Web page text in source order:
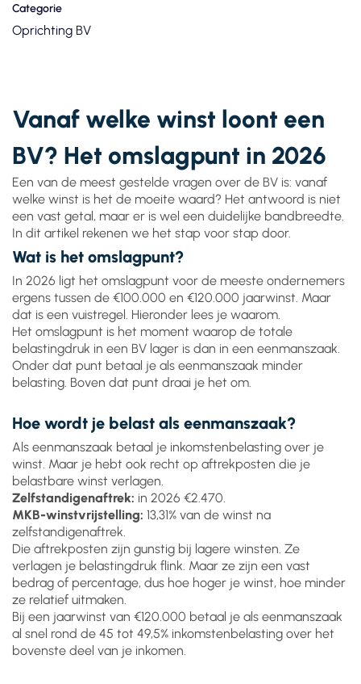
Categorie
Oprichting BV
Vanaf welke winst loont een
BV? Het omslagpunt in 2026
Een van de meest gestelde vragen over de BV is: vanaf
welke winst is het de moeite waard? Het antwoord is niet
een vast getal, maar er is wel een duidelijke bandbreedte.
In dit artikel rekenen we het stap voor stap door.
Wat is het omslagpunt?
In 2026 ligt het omslagpunt voor de meeste ondernemers
ergens tussen de €100.000 en €120.000 jaarwinst. Maar
dat is een vuistregel. Hieronder lees je waarom.
Het omslagpunt is het moment waarop de totale
belastingdruk in een BV lager is dan in een eenmanszaak.
Onder dat punt betaal je als eenmanszaak minder
belasting. Boven dat punt draai je het om.
Hoe wordt je belast als eenmanszaak?
Als eenmanszaak betaal je inkomstenbelasting over je
winst. Maar je hebt ook recht op aftrekposten die je
belastbare winst verlagen.
Zelfstandigenaftrek: in 2026 €2.470.
MKB-winstvrijstelling: 13,31% van de winst na
zelfstandigenaftrek.
Die aftrekposten zijn gunstig bij lagere winsten. Ze
verlagen je belastingdruk flink. Maar ze zijn een vast
bedrag of percentage, dus hoe hoger je winst, hoe minder
ze relatief uitmaken.
Bij een jaarwinst van €120.000 betaal je als eenmanszaak
al snel rond de 45 tot 49,5% inkomstenbelasting over het
bovenste deel van je inkomen.